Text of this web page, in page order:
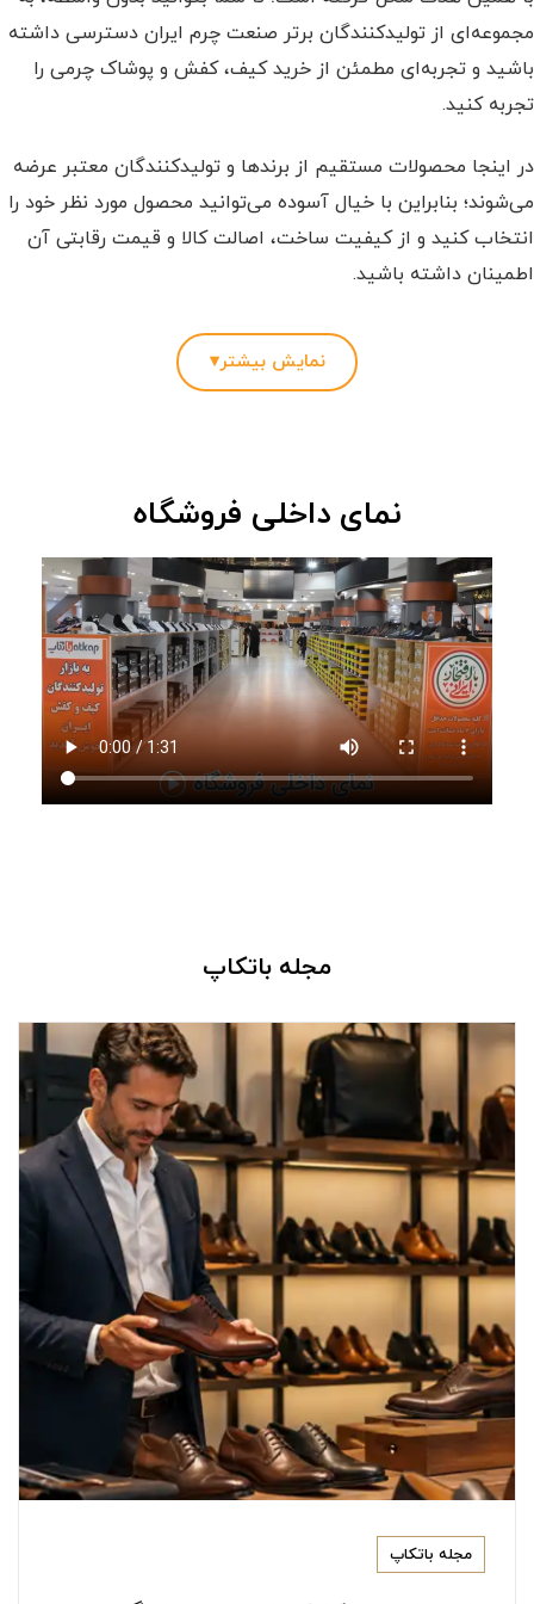
مجموعه‌ای از تولیدکنندگان برتر صنعت چرم ایران دسترسی داشته
باشید و تجربه‌ای مطمئن از خرید کیف، کفش و پوشاک چرمی را
تجربه کنید.
در اینجا محصولات مستقیم از برندها و تولیدکنندگان معتبر عرضه
می‌شوند؛ بنابراین با خیال آسوده می‌توانید محصول مورد نظر خود را
انتخاب کنید و از کیفیت ساخت، اصالت کالا و قیمت رقابتی آن
اطمینان داشته باشید.
هر آنچه از یک فروشگاه محصولات چرمی انتظار دارید، یکجا در
و ماندگار را داشته باشید؛ در باتکاپ بیش از ۵ هزار محصول متنوع
شما ساده‌تر شود.
از کفش‌های طبی، رسمی، روزمره و صندل گرفته تا کیف، کمربند،
کیف پول، پوشاک و انواعاکسسوری‌های چرمی، همه را می‌توانید در
یک فروشگاه پیدا کنید؛ بدون اینکه زمان خود را میان چندین
فروشگاه مختلف صرف کنید.
دسترسی به محصولات متنوع، از قیمت واقعی کالا هم بهره‌مند
خرید کنید و در عین حال از کیفیت محصولی که انتخاب می‌کنید،
اطمینان داشته باشید.
با خرید از باتکاپ از این مزایا بهره‌مند می‌شوید:
خرید مستقیم از تولیدکنندگان معتبر ایرانی
تضمین اصالت و کیفیت محصولات
تنوع بیش از ۵ هزار مدل کیف، کفش و محصولات چرمی
ارسال رایگان به سراسر کشور
امکان تعویض یا مرجوعی کالا تا ۳۰ روز
خرید اینترنتی آسان و مطمئن
مجموعه‌ای کامل برای بانوان، آقایان و کودکان
خرید حضوری یا آنلاین؛ هر کدام که برای
شما راحت‌تر است!
نمایش بیشتر▾
نمای داخلی فروشگاه
مجله باتکاپ
مجله باتکاپ